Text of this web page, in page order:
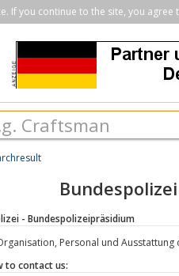
If you continue to the site, you agree
- Bundespolizeipräsidium
Personal und Ausstattung
to contact us: